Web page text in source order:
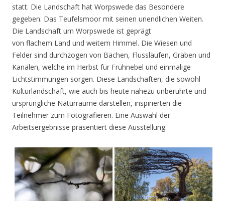
statt. Die Landschaft hat Worpswede das Besondere
gegeben. Das Teufelsmoor mit seinen unendlichen Weiten.
Die Landschaft um Worpswede ist geprägt
von flachem Land und weitem Himmel. Die Wiesen und
Felder sind durchzogen von Bächen, Flussläufen, Gräben und
Kanälen, welche im Herbst für Frühnebel und einmalige
Lichtstimmungen sorgen. Diese Landschaften, die sowohl
Kulturlandschaft, wie auch bis heute nahezu unberührte und
ursprüngliche Naturräume darstellen, inspirierten die
Teilnehmer zum Fotografieren. Eine Auswahl der
Arbeitsergebnisse präsentiert diese Ausstellung.